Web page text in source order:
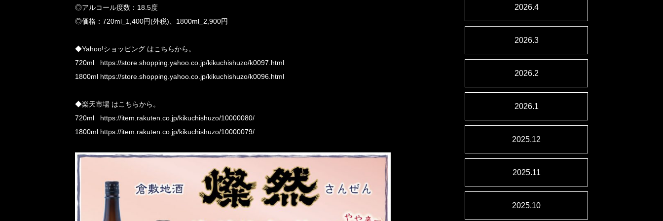
◎アルコール度数：18.5度
◎価格：720ml_1,400円(外税)、1800ml_2,900円
◆Yahoo!ショッピング はこちらから。
720ml https://store.shopping.yahoo.co.jp/kikuchishuzo/k0097.html
1800ml https://store.shopping.yahoo.co.jp/kikuchishuzo/k0096.html
◆楽天市場 はこちらから。
720ml https://item.rakuten.co.jp/kikuchishuzo/10000080/
1800ml https://item.rakuten.co.jp/kikuchishuzo/10000079/
2026.4
2026.3
2026.2
2026.1
2025.12
2025.11
2025.10